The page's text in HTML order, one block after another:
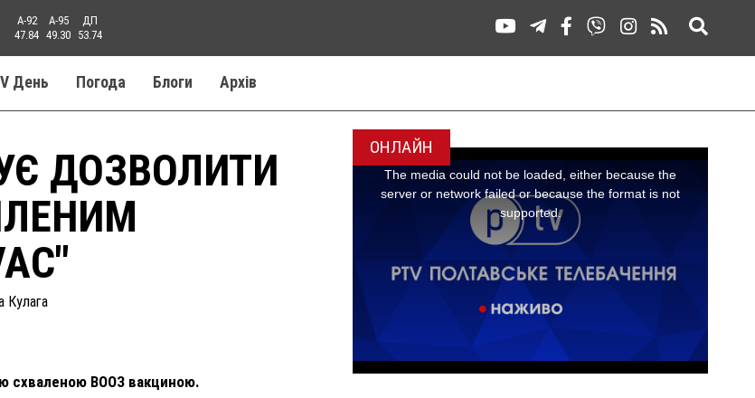
A-92
47.84
A-95
49.30
ДП
53.74
День Погода Блоги Aрхів
ДОЗВОЛИТИ
Кулага
схваленою ВООЗ вакциною.
ОНЛАЙН